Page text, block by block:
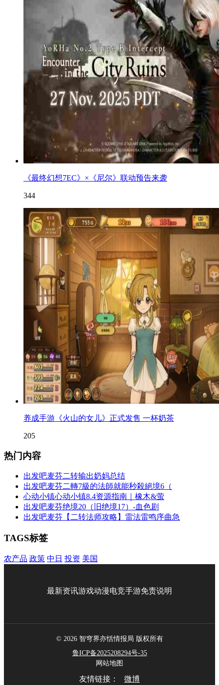
《最终幻想7EC》×《尼尔》联动预告来袭
344
养成手游《火山的女儿》正式发售 一杯奶茶
205
热门内容
出发吧麦芬二转输出奶妈总结
出发吧麦芬二轉7級的法師就能秒殺絕境6（
心动小镇心动小镇8.4资源指南｜橡木&萤
出发吧麦芬绝境20（旧绝境17）-血色剧
出发吧麦芬【二转法师攻略】雷法雷鸣序曲急
TAGS标签
农产品 政策 中日 投资 美国
最新资讯游戏动漫电竞手游免责说明
© 2026 智穹界亦恬情报局 版权所有
鲁ICP备2025208294号-35
网站地图
友情链接： 微博